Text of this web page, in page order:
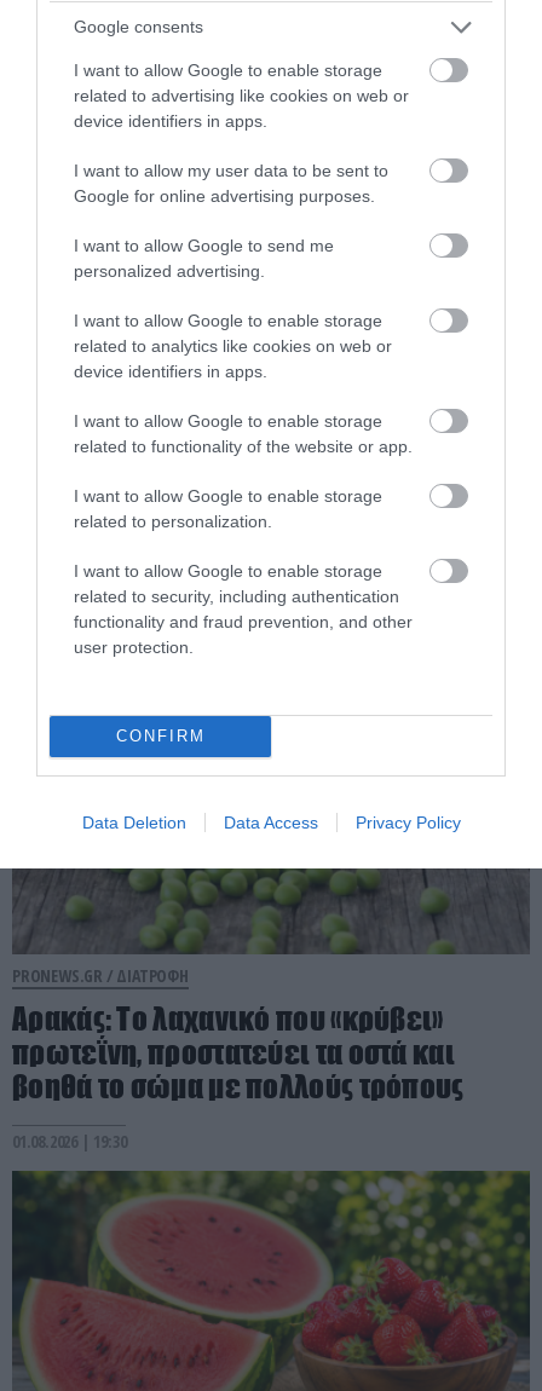
Google consents
I want to allow Google to enable storage
related to advertising like cookies on web or
device identifiers in apps.
I want to allow my user data to be sent to
Google for online advertising purposes.
I want to allow Google to send me
personalized advertising.
I want to allow Google to enable storage
related to analytics like cookies on web or
device identifiers in apps.
I want to allow Google to enable storage
related to functionality of the website or app.
I want to allow Google to enable storage
related to personalization.
I want to allow Google to enable storage
related to security, including authentication
functionality and fraud prevention, and other
user protection.
CONFIRM
Data Deletion Data Access Privacy Policy
Τα αυγά «ασπίδα» για τον εγκέφαλο; –
Νέα μελέτη δείχνει πιθανή σύνδεση με
χαμηλότερο κίνδυνο Αλτσχάιμερ
PRONEWS.GR /ΔΙΑΤΡΟΦΗ
Η υπερτροφή των σαμουράι: Το μυστικό
που τους έδινε δύναμη χωρίς υπερβολές
03.08.2026 | 15:00
PRONEWS.GR / ΔΙΑΤΡΟΦΗ
Αρακάς: Το λαχανικό που «κρύβει»
πρωτεΐνη, προστατεύει τα οστά και
βοηθά το σώμα με πολλούς τρόπους
01.08.2026 | 19:30